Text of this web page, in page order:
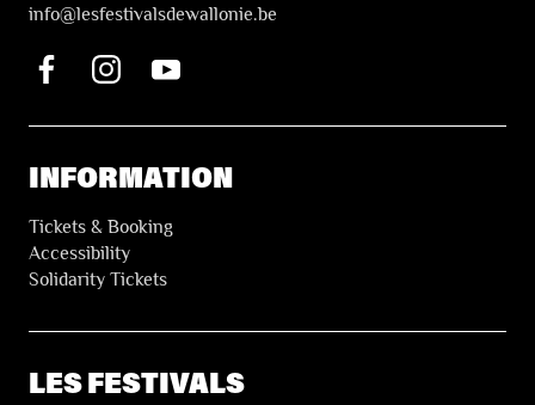
info@lesfestivalsdewallonie.be
INFORMATION
Tickets & Booking
Accessibility
Solidarity Tickets
LES FESTIVALS